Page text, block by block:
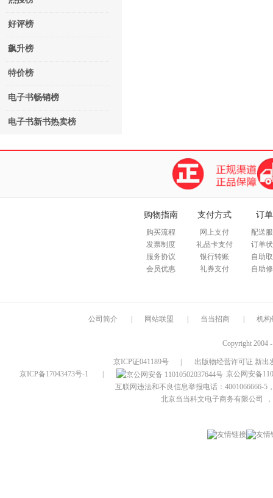
好评榜
飙升榜
特价榜
电子书畅销榜
电子书新书热卖榜
购物指南
购买流程
发票制度
服务协议
会员优惠
支付方式
网上支付
礼品卡支付
银行转账
礼券支付
订
配送
订单
自助
自助
公司简介 网站联盟 当当招商 机构
Copyright 2004
京ICP证041189号
出版物经营许可证 新出
京ICP备17043473号-1
京公网安备
互联网违法和不良信息举报电话：4001066666-5
北京当当科文电子商务有限公司